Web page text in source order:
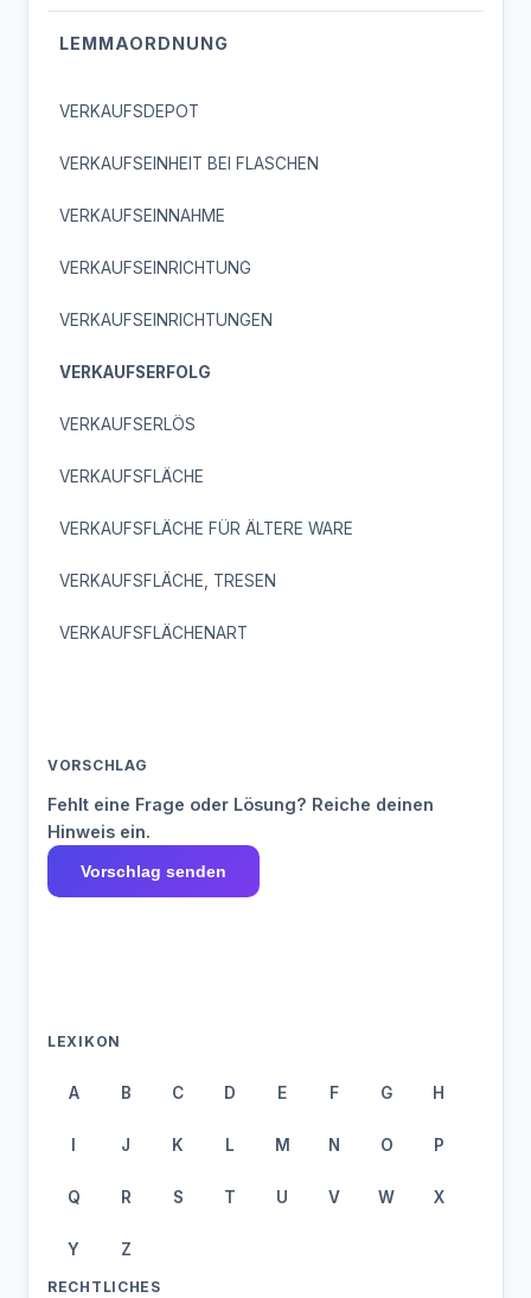
LEMMAORDNUNG
VERKAUFSDEPOT
VERKAUFSEINHEIT BEI FLASCHEN
VERKAUFSEINNAHME
VERKAUFSEINRICHTUNG
VERKAUFSEINRICHTUNGEN
VERKAUFSERFOLG
VERKAUFSERLÖS
VERKAUFSFLÄCHE
VERKAUFSFLÄCHE FÜR ÄLTERE WARE
VERKAUFSFLÄCHE, TRESEN
VERKAUFSFLÄCHENART
VORSCHLAG
Fehlt eine Frage oder Lösung? Reiche deinen
Hinweis ein.
Vorschlag senden
LEXIKON
A B C D E F G H
I J K L M N O P
Q R S T U V W X
Y Z
RECHTLICHES